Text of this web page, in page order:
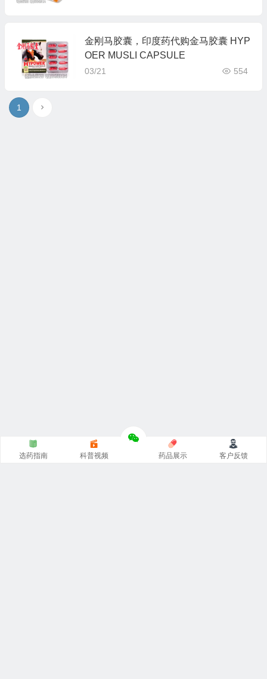
金刚马胶囊，印度药代购金马胶囊 HYP
OER MUSLI CAPSULE
03/21 554
1
选药指南 科普视频 药品展示 客户反馈